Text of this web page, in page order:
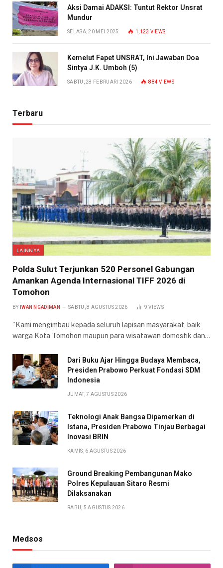
Aksi Damai ADAKSI: Tuntut Rektor Unsrat
Mundur
SELASA, 20 MEI 2025 1,123 VIEWS
Kemelut Fapet UNSRAT, Ini Jawaban Doa
Sintya J.K. Umboh (5)
SABTU, 28 FEBRUARI 2026 884VIEWS
Terbaru
LAINNYA
​Polda Sulut Terjunkan 520 Personel Gabungan
Amankan Agenda Internasional TIFF 2026 di
Tomohon
BY IWAN NGADIMAN SABTU, 8 AGUSTUS 2026 9VIEWS
​”Kami mengimbau kepada seluruh lapisan masyarakat, baik
warga Kota Tomohon maupun para wisatawan domestik dan…
Dari Buku Ajar Hingga Budaya Membaca,
Presiden Prabowo Perkuat Fondasi SDM
Indonesia
JUMAT, 7 AGUSTUS 2026
Teknologi Anak Bangsa Dipamerkan di
Istana, Presiden Prabowo Tinjau Berbagai
Inovasi BRIN
KAMIS, 6 AGUSTUS 2026
Ground Breaking Pembangunan Mako
Polres Kepulauan Sitaro Resmi
Dilaksanakan
RABU, 5 AGUSTUS 2026
Medsos